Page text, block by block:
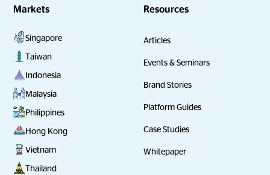
Markets
Singapore
Taiwan
Indonesia
Malaysia
Philippines
Hong Kong
Vietnam
Thailand
Resources
Articles
Events & Seminars
Brand Stories
Platform Guides
Case Studies
Whitepaper